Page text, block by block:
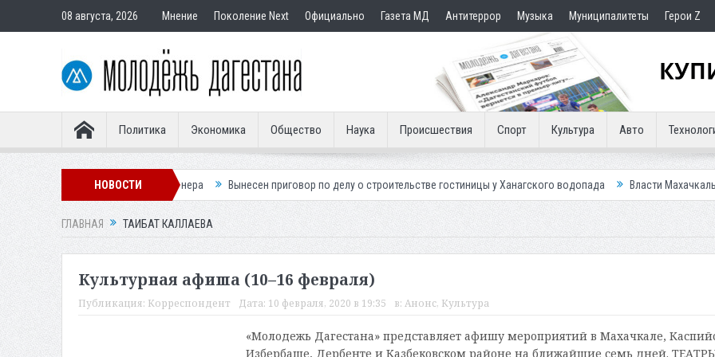
08 августа, 2026 Мнение Поколение Next Официально Газета МД Антитеррор Музыка Муниципалитеты Герои Z
Политика Экономика Общество Наука Происшествия Спорт Культура Авто
НОВОСТИ
словенского легионера Вынесен приговор по делу о строительстве гостиницы у Ханагского водопада Власти Махачкалы планирует
ГЛАВНАЯ ТАИБАТ КАЛЛАЕВА
Культурная афиша (10–16 февраля)
Публикация: Корреспондент Дата: 10 февраля, 2020 в 19:35 в: Анонс, Культура
«Молодежь Дагестана» представляет афишу мероприятий в Махачкале,
Избербаше, Дербенте и Казбековском районе на ближайшие семь дней.